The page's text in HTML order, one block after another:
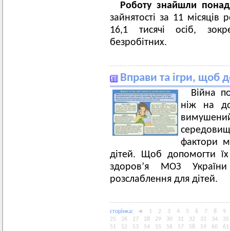
Роботу знайшли
зайнятості за 11
16,1 тисячі осіб,
безробітних.
Вправи та ігри, щоб
Війна
ніж на
фактори
дітей. Щоб допомогти їх
здоров’я МОЗ
розслаблення для дітей.
сторiнка: ◄ 1 2 3 4 5 6 7 8
9
25
26 27 28 29 30 31 32 33 34
35
51
52 53 54 55 56 57 58 59 60
61